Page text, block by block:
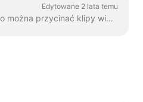
Edytowane 2 lata temu
W aplikacji Wave.video można przycinać klipy wideo. Ta funkcja działa zarówno w przypadku własnych klipów wideo przesłanych do programu do tworzenia wideo, jak i wybranych przez...